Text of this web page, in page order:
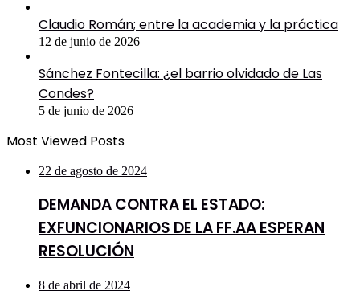
Claudio Román; entre la academia y la práctica
12 de junio de 2026
Sánchez Fontecilla: ¿el barrio olvidado de Las
Condes?
5 de junio de 2026
Most Viewed Posts
22 de agosto de 2024
DEMANDA CONTRA EL ESTADO:
EXFUNCIONARIOS DE LA FF.AA ESPERAN
RESOLUCIÓN
8 de abril de 2024